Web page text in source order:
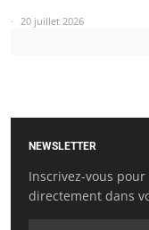
20 juillet 2026
NEWSLETTER
Inscrivez-vous
directement dans